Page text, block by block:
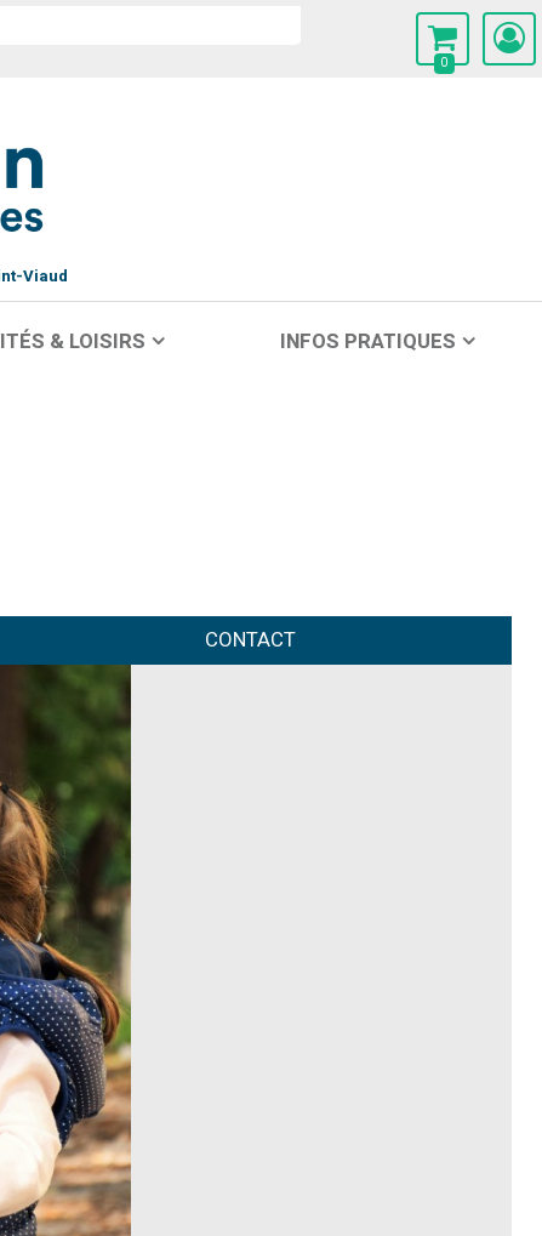
0
Viaud
& LOISIRS INFOS PRATIQUES
CONTACT